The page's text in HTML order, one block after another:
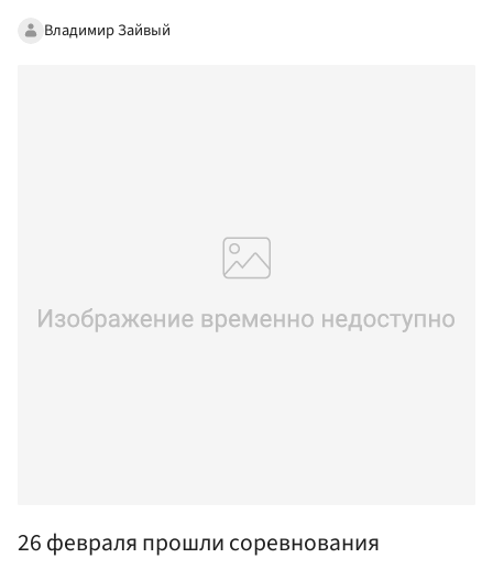
Владимир Зайвый
26 февраля прошли соревнования